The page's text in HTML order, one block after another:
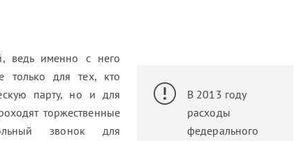
В 2013 году
расходы
федерального
ведь именно с него
только для тех, кто
парту, но и для
торжественные
звонок для